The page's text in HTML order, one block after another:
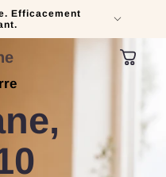
Efficacement
Le
Panier